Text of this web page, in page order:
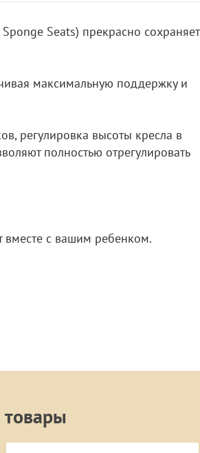
Seats) прекрасно сохраняет
максимальную поддержку и
регулировка высоты кресла в
полностью отрегулировать
вместе с вашим ребенком.